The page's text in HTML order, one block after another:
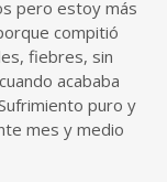
pero estoy más
compitió
fiebres, sin
acababa
puro y
mes y medio